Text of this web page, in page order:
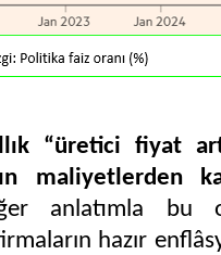
“üretici fiyat
maliyetlerden
anlatımla bu
hazır